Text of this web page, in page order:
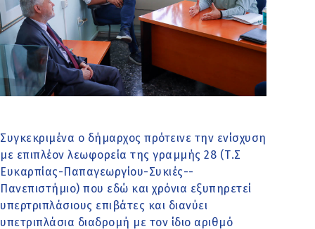
Συγκεκριμένα ο δήμαρχος πρότεινε την ενίσχυση
με επιπλέον λεωφορεία της γραμμής 28 (Τ.Σ
Ευκαρπίας-Παπαγεωργίου-Συκιές--
Πανεπιστήμιο) που εδώ και χρόνια εξυπηρετεί
υπερτριπλάσιους επιβάτες και διανύει
υπετριπλάσια διαδρομή με τον ίδιο αριθμό